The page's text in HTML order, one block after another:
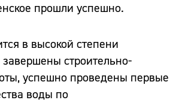
прошли успешно.
в высокой степени
завершены строительно-
успешно проведены первые
воды по